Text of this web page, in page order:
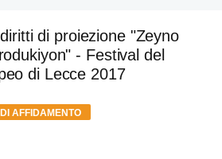
di proiezione "Zeyno
- Festival del
di Lecce 2017
AFFIDAMENTO